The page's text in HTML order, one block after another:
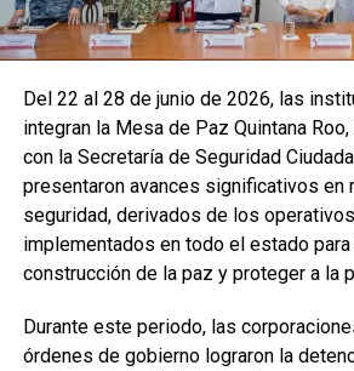
Del 22 al 28 de junio de 2026, las
integran la Mesa de Paz Quintana
con la Secretaría de Seguridad
presentaron avances significativos en
seguridad, derivados de los
implementados en todo el estado
construcción de la paz y proteger a la
Durante este periodo, las
órdenes de gobierno lograron la